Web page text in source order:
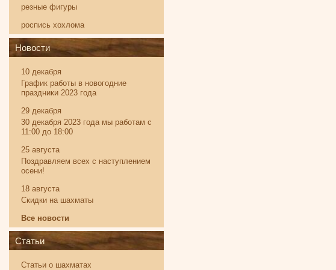
резные фигуры
роспись хохлома
Новости
10 декабря
График работы в новогодние
праздники 2023 года
29 декабря
30 декабря 2023 года мы работам с
11:00 до 18:00
25 августа
Поздравляем всех с наступлением
осени!
18 августа
Скидки на шахматы
Все новости
Статьи
Статьи о шахматах